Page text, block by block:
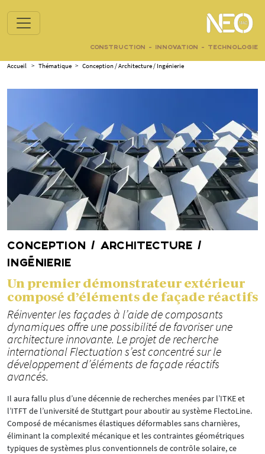
CONSTRUCTION - INNOVATION - TECHNOLOGIE
Accueil > Thématique > Conception / Architecture / Ingénierie
CONCEPTION / ARCHITECTURE /
INGÉNIERIE
Un premier démonstrateur extérieur
composé d’éléments de façade réactifs
Réinventer les façades à l’aide de composants
dynamiques offre une possibilité de favoriser une
architecture innovante. Le projet de recherche
international Flectuation s’est concentré sur le
développement d’éléments de façade réactifs
avancés.
Il aura fallu plus d’une décennie de recherches menées par l’ITKE et
l’ITFT de l’université de Stuttgart pour aboutir au système FlectoLine.
Composé de mécanismes élastiques déformables sans charnières,
éliminant la complexité mécanique et les contraintes géométriques
typiques de systèmes plus conventionnels de contrôle solaire, ce